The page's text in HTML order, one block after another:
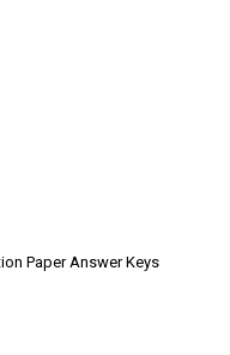
Paper Answer Keys